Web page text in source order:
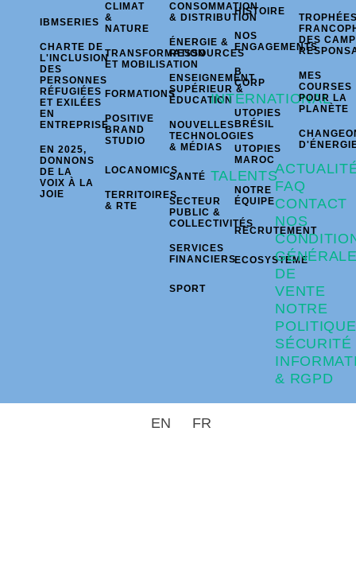
IBMSERIES
CHARTE DE
L'INCLUSION
DES
PERSONNES
RÉFUGIÉES
ET EXILÉES
EN
ENTREPRISE
EN 2025,
DONNONS
DE LA
VOIX À LA
JOIE
CLIMAT
&
NATURE
TRANSFORMATION
ET MOBILISATION
FORMATIONS
POSITIVE
BRAND
STUDIO
LOCANOMICS
TERRITOIRES
& RTE
CONSOMMATION
& DISTRIBUTION
ÉNERGIE &
RESSOURCES
ENSEIGNEMENT
SUPÉRIEUR &
ÉDUCATION
NOUVELLES
TECHNOLOGIES
& MÉDIAS
SANTÉ
SECTEUR
PUBLIC &
COLLECTIVITÉS
SERVICES
FINANCIERS
SPORT
HISTOIRE
NOS
ENGAGEMENTS
B
CORP
INTERNATIONAL
UTOPIES
BRÉSIL
UTOPIES
MAROC
TALENTS
NOTRE
ÉQUIPE
RECRUTEMENT
ECOSYSTÈME
DES
MES
COURSES
POUR LA
PLANÈTE
FAQ
CONTACT
NOS
DE
VENTE
NOTRE
POLITIQUE
SÉCURITÉ
& RGPD
EN FR